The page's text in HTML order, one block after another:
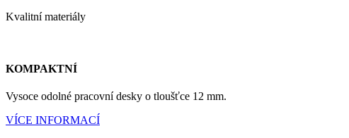
Kvalitní materiály
KOMPAKTNÍ
Vysoce odolné pracovní desky o tloušťce 12 mm.
VÍCE INFORMACÍ